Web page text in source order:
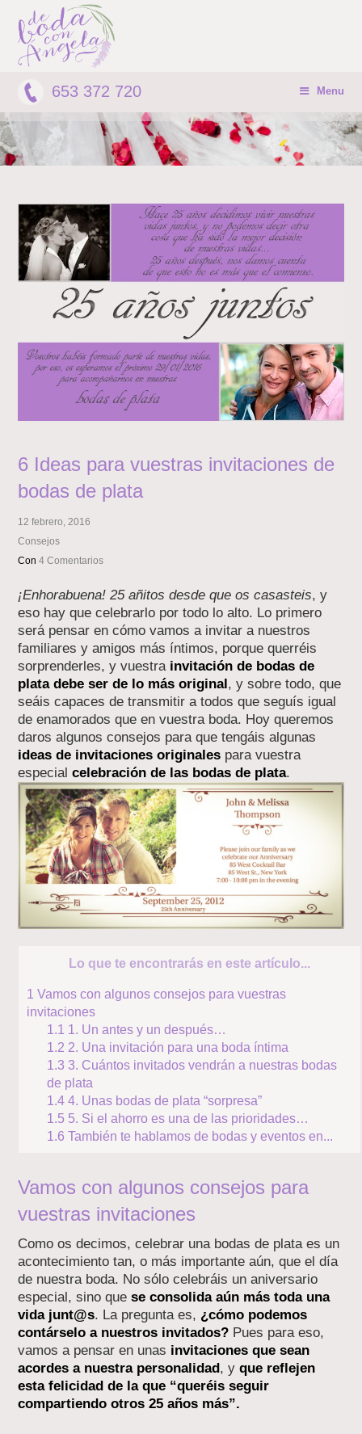
653 372 720 Menu
6 Ideas para vuestras invitaciones de
bodas de plata
12 febrero, 2016
Consejos
Con4 Comentarios
¡Enhorabuena! 25 añitos desde que os casasteis, y
eso hay que celebrarlo por todo lo alto. Lo primero
será pensar en cómo vamos a invitar a nuestros
familiares y amigos más íntimos, porque querréis
sorprenderles, y vuestra invitación de bodas de
plata debe ser de lo más original, y sobre todo, que
seáis capaces de transmitir a todos que seguís igual
de enamorados que en vuestra boda. Hoy queremos
daros algunos consejos para que tengáis algunas
ideas de invitaciones originales para vuestra
especialcelebración de las bodas de plata.
Lo que te encontrarás en este artículo...
1 Vamos con algunos consejos para vuestras
invitaciones
1.1 1. Un antes y un después…
1.2 2. Una invitación para una boda íntima
1.3 3. Cuántos invitados vendrán a nuestras bodas
de plata
1.44. Unas bodas de plata “sorpresa”
1.5 5. Si el ahorro es una de las prioridades…
1.6 También te hablamos de bodas y eventos en...
Vamos con algunos consejos para
vuestras invitaciones
Como os decimos, celebrar una bodas de plata es un
acontecimiento tan, o más importante aún, que el día
de nuestra boda. No sólo celebráis un aniversario
especial, sino quese consolida aún más toda una
vida junt@s. La pregunta es, ¿cómo podemos
contárselo a nuestros invitados? Pues para eso,
vamos a pensar en unas invitaciones que sean
acordes a nuestra personalidad, yque reflejen
esta felicidad de la que “queréis seguir
compartiendo otros 25 años más”.